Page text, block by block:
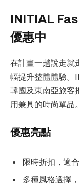
INITIAL
優惠中
在計畫一趟說走就
幅提升整體體驗。
韓國及東南亞旅客
用兼具的時尚單品。
優惠亮點
限時折扣，適
多種風格選擇